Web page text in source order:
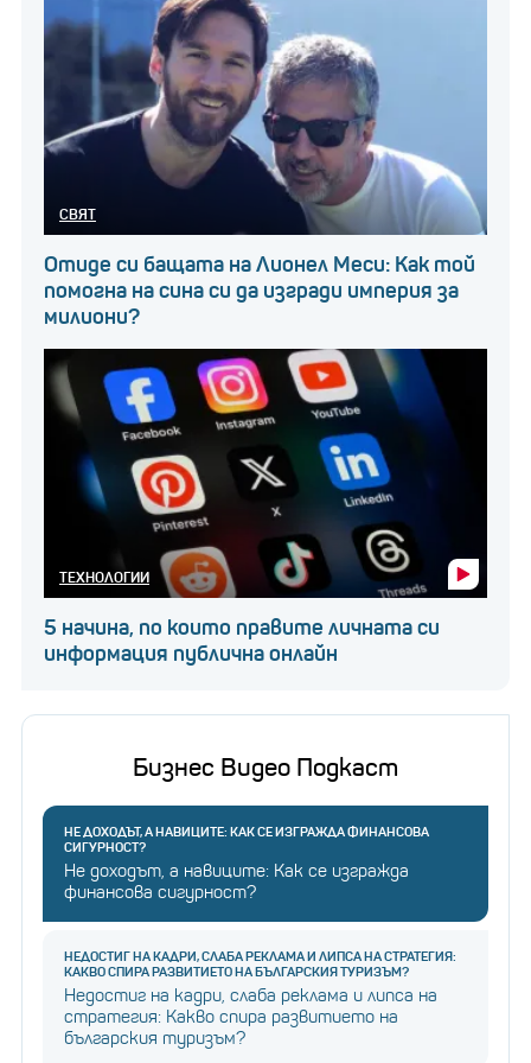
Снимка:Евгений Милов
да се адаптираме към промяната, защото тя е
неизбежна. Компаниите трябва да предвиждат
посока.
Технологичният сектор се развива динамично,
да прилагат съвременните иновации.
СВЯТ
Отиде си бащата на Лионел Меси: Как той
помогна на сина си да изгради империя за
милиони?
ТЕХНОЛОГИИ
5 начина, по които правите личната си
информация публична онлайн
Бизнес Видео Подкаст
НЕ ДОХОДЪТ, А НАВИЦИТЕ: КАК СЕ ИЗГРАЖДА ФИНАНСОВА
СИГУРНОСТ?
Не доходът, а навиците: Как се изгражда
финансова сигурност?
НЕДОСТИГ НА КАДРИ, СЛАБА РЕКЛАМА И ЛИПСА НА СТРАТЕГИЯ:
КАКВО СПИРА РАЗВИТИЕТО НА БЪЛГАРСКИЯ ТУРИЗЪМ?
Недостиг на кадри, слаба реклама и липса на
стратегия: Какво спира развитието на
българския туризъм?